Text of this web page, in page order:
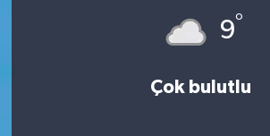
9°
Çok bulutlu